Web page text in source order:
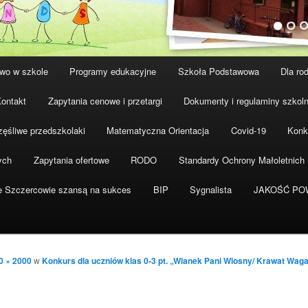
w szkole Programy edukacyjne Szkoła Podstawowa Dla
Zapytania cenowe i przetargi Dokumenty i regulaminy
przedszkolaki Matematyczna Orientacja Covid-19
Zapytania ofertowe RODO Standardy Ochrony Małoletnich
Szczercowie szansą na sukces BIP Sygnalista JAKOŚĆ
× 2000wKonkurs dla uczniów klas 0-3 pt. „Wianek Pani Wiosny/ Krawat